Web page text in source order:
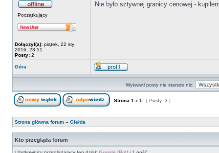
Początkujący
Dołączył(a): piątek, 22 sty
2016, 23:51
Posty: 2
Nie było sztywnej granicy cenowej -
Góra
Wyświetl posty nie starsze niż:
Strona 1 z 1 [ Posty: 3 ]
Strona główna forum » Giełda
Kto przegląda forum